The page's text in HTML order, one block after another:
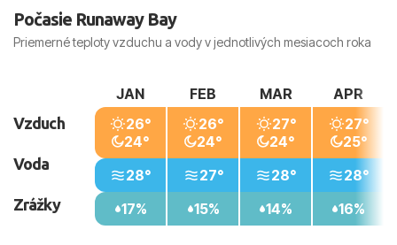
Počasie Runaway Bay
Priemerné teploty vzduchu a vody v jednotlivých mesiacoch roka
Vzduch
Voda
Zrážky
JAN
26°
24°
28°
17%
FEB
26°
24°
27°
15%
MAR
27°
24°
28°
14%
APR
27°
25°
28°
16%